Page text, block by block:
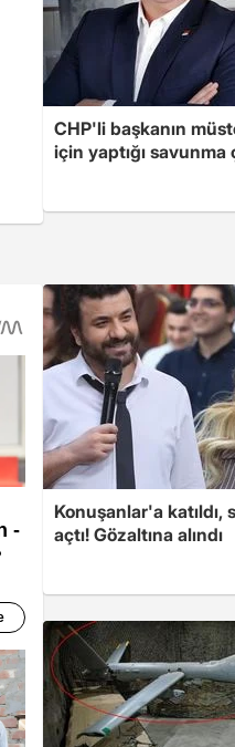
CHP'li başkanın
için yaptığı savunma
Konuşanlar'a katıldı,
açtı! Gözaltına alındı